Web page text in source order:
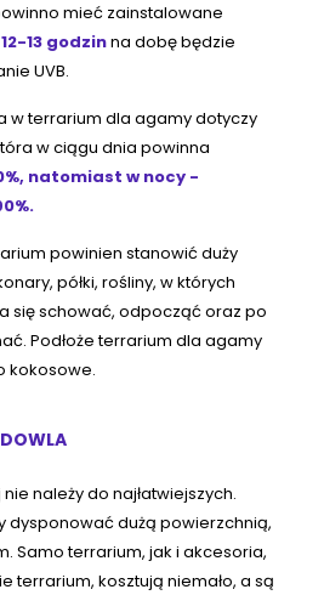
mieć zainstalowane
12-13 godzinna dobę będzie
UVB.
w terrarium dla agamy dotyczy
w ciągu dnia powinna
natomiast w nocy -
powinien stanowić duży
półki, rośliny, w których
się schować, odpocząć oraz po
Podłoże terrarium dla agamy
kokosowe.
należy do najłatwiejszych.
dysponować dużą powierzchnią,
Samo terrarium, jak i akcesoria,
terrarium, kosztują niemało, a są